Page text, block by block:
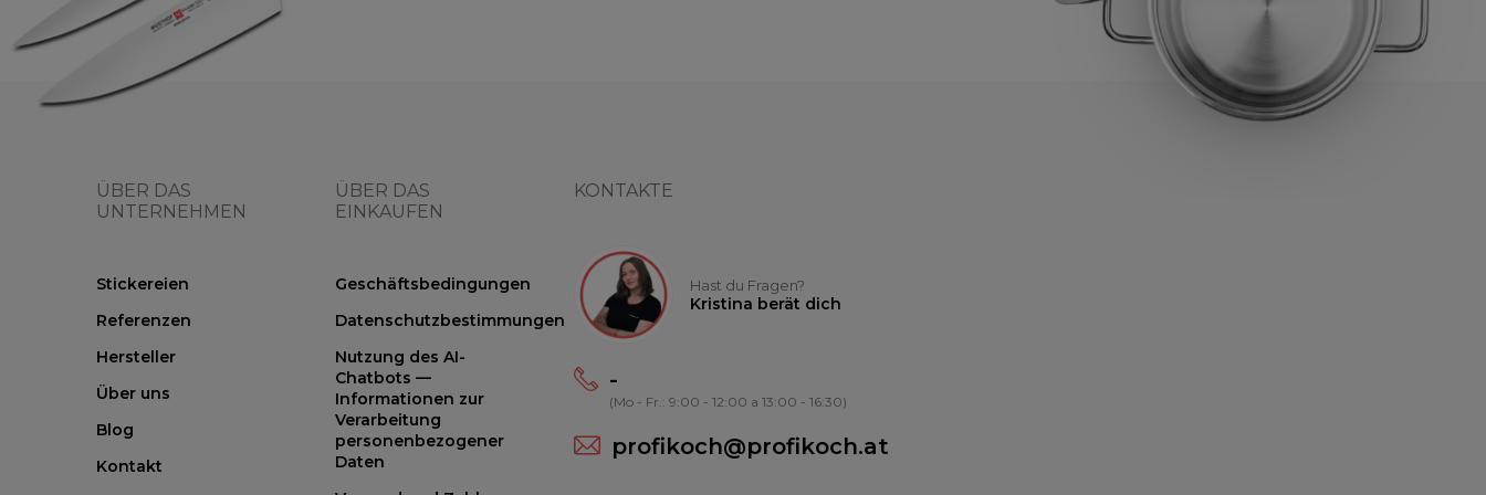
ÜBER DAS
UNTERNEHMEN
Stickereien
Referenzen
Hersteller
Über uns
Blog
Kontakt
ÜBER DAS
EINKAUFEN
Geschäftsbedingungen
Datenschutzbestimmungen
Nutzung des AI-
Chatbots —
Informationen zur
Verarbeitung
personenbezogener
Daten
KONTAKTE
Hast du Fragen?
Kristina berät dich
-
(Mo - Fr.: 9:00 - 12:00 a 13:00 - 16:30)
profikoch@profikoch.at